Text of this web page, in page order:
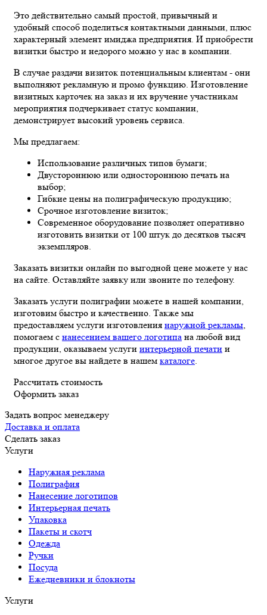
Это действительно самый простой, привычный и
удобный способ поделиться контактными данными, плюс
характерный элемент имиджа предприятия. И приобрести
визитки быстро и недорого можно у нас в компании.
В случае раздачи визиток потенциальным клиентам - они
выполняют рекламную и промо функцию. Изготовление
визитных карточек на заказ и их вручение участникам
мероприятия подчеркивает статус компании,
демонстрирует высокий уровень сервиса.
Мы предлагаем:
Использование различных типов бумаги;
Двустороннюю или одностороннюю печать на
выбор;
Гибкие цены на полиграфическую продукцию;
Срочное изготовление визиток;
Современное оборудование позволяет оперативно
изготовить визитки от 100 штук до десятков тысяч
экземпляров.
Заказать визитки онлайн по выгодной цене можете у нас
на сайте. Оставляйте заявку или звоните по телефону.
Заказать услуги полиграфии можете в нашей компании,
изготовим быстро и качественно. Также мы
предоставляем услуги изготовления наружной рекламы,
помогаем с нанесением вашего логотипа на любой вид
продукции, оказываем услуги интерьерной печати и
многое другое вы найдете в нашем каталоге.
Рассчитать стоимость
Оформить заказ
Задать вопрос менеджеру
Доставка и оплата
Сделать заказ
Услуги
Наружная реклама
Полиграфия
Нанесение логотипов
Интерьерная печать
Упаковка
Пакеты и скотч
Одежда
Ручки
Посуда
Ежедневники и блокноты
Услуги